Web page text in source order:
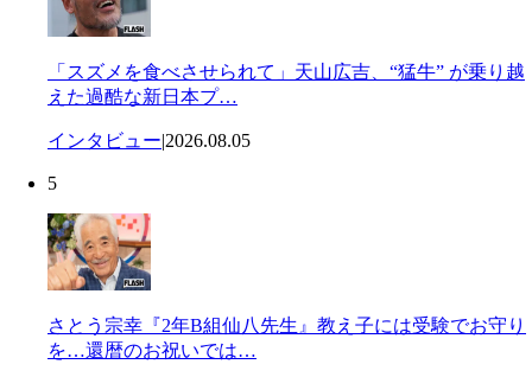
「スズメを食べさせられて」天山広吉、“猛牛” が乗り越
えた過酷な新日本プ…
インタビュー|2026.08.05
5
さとう宗幸『2年B組仙八先生』教え子には受験でお守り
を…還暦のお祝いでは…